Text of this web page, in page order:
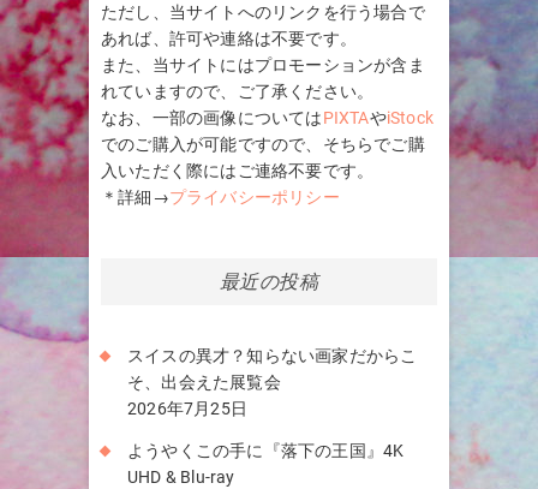
ただし、当サイトへのリンクを行う場合で
あれば、許可や連絡は不要です。
また、当サイトにはプロモーションが含ま
れていますので、ご了承ください。
なお、一部の画像についてはPIXTAやiStock
でのご購入が可能ですので、そちらでご購
入いただく際にはご連絡不要です。
＊詳細→プライバシーポリシー
最近の投稿
スイスの異才？知らない画家だからこ
そ、出会えた展覧会
2026年7月25日
ようやくこの手に『落下の王国』4K
UHD & Blu-ray